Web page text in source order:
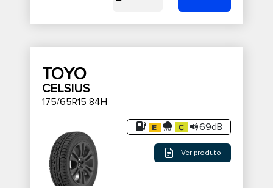
TOYO
CELSIUS
175/65R15 84H
69dB
Ver produto